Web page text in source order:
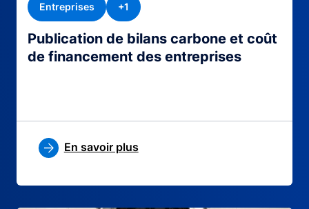
Publication de bilans carbone et coût
de financement des entreprises
Entreprises
+1
En savoir plus